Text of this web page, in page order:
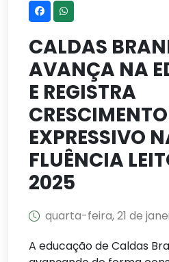
CALDAS
AVANÇA NA
E REGISTRA
CRESCIMENTO
EXPRESSIVO
FLUÊNCIA
2025
quarta-feira, 21 de
A educação de Caldas